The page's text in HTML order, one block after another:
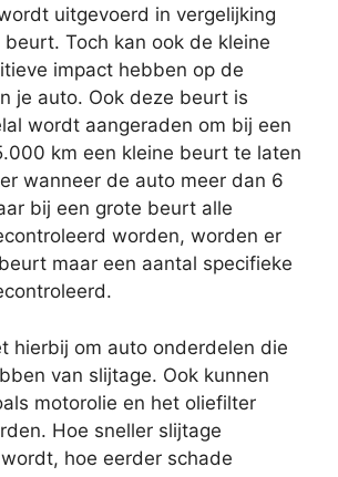
uitgevoerd in vergelijking
Toch kan ook de kleine
impact hebben op de
je auto. Ook deze beurt is
wordt aangeraden om bij een
km een kleine beurt te laten
wanneer de auto meer dan 6
bij een grote beurt alle
worden, worden er
maar een aantal specifieke
hierbij om auto onderdelen die
van slijtage. Ook kunnen
motorolie en het oliefilter
Hoe sneller slijtage
hoe eerder schade